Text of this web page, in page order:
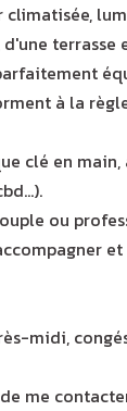
climatisée,
terrasse
à la
clé en
ou
midi,
me